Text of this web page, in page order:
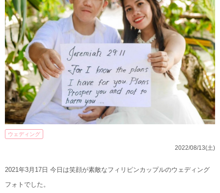
ウェディング
2022/08/13(土)
2021年3月17日 今日は笑顔が素敵なフィリピンカップルのウェディング
フォトでした。